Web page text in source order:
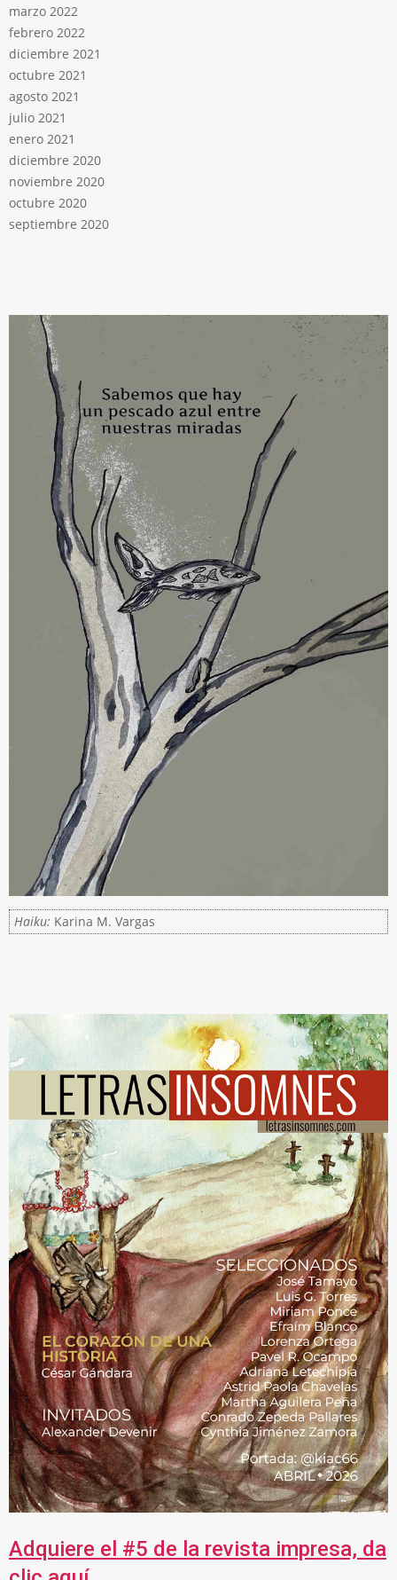
marzo 2022
febrero 2022
diciembre 2021
octubre 2021
agosto 2021
julio 2021
enero 2021
diciembre 2020
noviembre 2020
octubre 2020
septiembre 2020
Haiku: Karina M. Vargas
Adquiere el #5 de la revista impresa, da